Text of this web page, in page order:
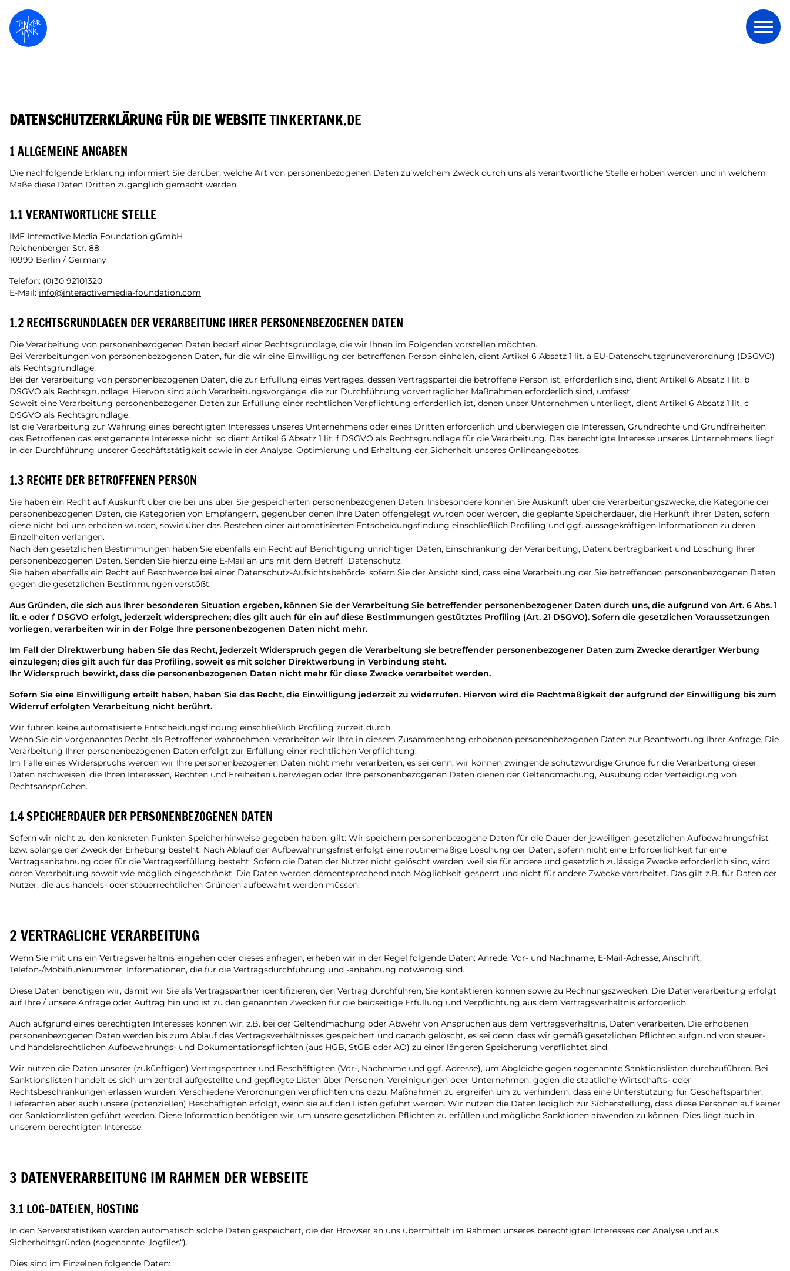
DATENSCHUTZERKLÄRUNG FÜR DIE WEBSITETINKERTANK.DE
1 ALLGEMEINE ANGABEN
Die nachfolgende Erklärung informiert Sie darüber, welche Art von personenbezogenen Daten zu welchem Zweck durch uns als verantwortliche Stelle erhoben werden und in welchem
Maße diese Daten Dritten zugänglich gemacht werden.
1.1 VERANTWORTLICHE STELLE
IMF Interactive Media Foundation gGmbH
Reichenberger Str. 88
10999 Berlin / Germany
Telefon: (0)30 92101320
E-Mail: info@interactivemedia-foundation.com
1.2 RECHTSGRUNDLAGEN DER VERARBEITUNG IHRER PERSONENBEZOGENEN DATEN
Die Verarbeitung von personenbezogenen Daten bedarf einer Rechtsgrundlage, die wir Ihnen im Folgenden vorstellen möchten.
Bei Verarbeitungen von personenbezogenen Daten, für die wir eine Einwilligung der betroffenen Person einholen, dient Artikel 6 Absatz 1 lit. a EU-Datenschutzgrundverordnung (DSGVO)
als Rechtsgrundlage.
Bei der Verarbeitung von personenbezogenen Daten, die zur Erfüllung eines Vertrages, dessen Vertragspartei die betroffene Person ist, erforderlich sind, dient Artikel 6 Absatz 1 lit. b
DSGVO als Rechtsgrundlage. Hiervon sind auch Verarbeitungsvorgänge, die zur Durchführung vorvertraglicher Maßnahmen erforderlich sind, umfasst.
Soweit eine Verarbeitung personenbezogener Daten zur Erfüllung einer rechtlichen Verpflichtung erforderlich ist, denen unser Unternehmen unterliegt, dient Artikel 6 Absatz 1 lit. c
DSGVO als Rechtsgrundlage.
Ist die Verarbeitung zur Wahrung eines berechtigten Interesses unseres Unternehmens oder eines Dritten erforderlich und überwiegen die Interessen, Grundrechte und Grundfreiheiten
des Betroffenen das erstgenannte Interesse nicht, so dient Artikel 6 Absatz 1 lit. f DSGVO als Rechtsgrundlage für die Verarbeitung. Das berechtigte Interesse unseres Unternehmens liegt
in der Durchführung unserer Geschäftstätigkeit sowie in der Analyse, Optimierung und Erhaltung der Sicherheit unseres Onlineangebotes.
1.3 RECHTE DER BETROFFENEN PERSON
Sie haben ein Recht auf Auskunft über die bei uns über Sie gespeicherten personenbezogenen Daten. Insbesondere können Sie Auskunft über die Verarbeitungszwecke, die Kategorie der
personenbezogenen Daten, die Kategorien von Empfängern, gegenüber denen Ihre Daten offengelegt wurden oder werden, die geplante Speicherdauer, die Herkunft ihrer Daten, sofern
diese nicht bei uns erhoben wurden, sowie über das Bestehen einer automatisierten Entscheidungsfindung einschließlich Profiling und ggf. aussagekräftigen Informationen zu deren
Einzelheiten verlangen.
Nach den gesetzlichen Bestimmungen haben Sie ebenfalls ein Recht auf Berichtigung unrichtiger Daten, Einschränkung der Verarbeitung, Datenübertragbarkeit und Löschung Ihrer
personenbezogenen Daten. Senden Sie hierzu eine E-Mail an uns mit dem Betreff Datenschutz.
Sie haben ebenfalls ein Recht auf Beschwerde bei einer Datenschutz-Aufsichtsbehörde, sofern Sie der Ansicht sind, dass eine Verarbeitung der Sie betreffenden personenbezogenen Daten
gegen die gesetzlichen Bestimmungen verstößt.
Aus Gründen, die sich aus Ihrer besonderen Situation ergeben, können Sie der Verarbeitung Sie betreffender personenbezogener Daten durch uns, die aufgrund von Art. 6 Abs. 1
lit. e oder f DSGVO erfolgt, jederzeit widersprechen; dies gilt auch für ein auf diese Bestimmungen gestütztes Profiling (Art. 21 DSGVO). Sofern die gesetzlichen Voraussetzungen
vorliegen, verarbeiten wir in der Folge Ihre personenbezogenen Daten nicht mehr.
Im Fall der Direktwerbung haben Sie das Recht, jederzeit Widerspruch gegen die Verarbeitung sie betreffender personenbezogener Daten zum Zwecke derartiger Werbung
einzulegen; dies gilt auch für das Profiling, soweit es mit solcher Direktwerbung in Verbindung steht.
Ihr Widerspruch bewirkt, dass die personenbezogenen Daten nicht mehr für diese Zwecke verarbeitet werden.
Sofern Sie eine Einwilligung erteilt haben, haben Sie das Recht, die Einwilligung jederzeit zu widerrufen. Hiervon wird die Rechtmäßigkeit der aufgrund der Einwilligung bis zum
Widerruf erfolgten Verarbeitung nicht berührt.
Wir führen keine automatisierte Entscheidungsfindung einschließlich Profiling zurzeit durch.
Wenn Sie ein vorgenanntes Recht als Betroffener wahrnehmen, verarbeiten wir Ihre in diesem Zusammenhang erhobenen personenbezogenen Daten zur Beantwortung Ihrer Anfrage. Die
Verarbeitung Ihrer personenbezogenen Daten erfolgt zur Erfüllung einer rechtlichen Verpflichtung.
Im Falle eines Widerspruchs werden wir Ihre personenbezogenen Daten nicht mehr verarbeiten, es sei denn, wir können zwingende schutzwürdige Gründe für die Verarbeitung dieser
Daten nachweisen, die Ihren Interessen, Rechten und Freiheiten überwiegen oder Ihre personenbezogenen Daten dienen der Geltendmachung, Ausübung oder Verteidigung von
Rechtsansprüchen.
1.4 SPEICHERDAUER DER PERSONENBEZOGENEN DATEN
Sofern wir nicht zu den konkreten Punkten Speicherhinweise gegeben haben, gilt: Wir speichern personenbezogene Daten für die Dauer der jeweiligen gesetzlichen Aufbewahrungsfrist
bzw. solange der Zweck der Erhebung besteht. Nach Ablauf der Aufbewahrungsfrist erfolgt eine routinemäßige Löschung der Daten, sofern nicht eine Erforderlichkeit für eine
Vertragsanbahnung oder für die Vertragserfüllung besteht. Sofern die Daten der Nutzer nicht gelöscht werden, weil sie für andere und gesetzlich zulässige Zwecke erforderlich sind, wird
deren Verarbeitung soweit wie möglich eingeschränkt. Die Daten werden dementsprechend nach Möglichkeit gesperrt und nicht für andere Zwecke verarbeitet. Das gilt z.B. für Daten der
Nutzer, die aus handels- oder steuerrechtlichen Gründen aufbewahrt werden müssen.
2 VERTRAGLICHE VERARBEITUNG
Wenn Sie mit uns ein Vertragsverhältnis eingehen oder dieses anfragen, erheben wir in der Regel folgende Daten: Anrede, Vor- und Nachname, E-Mail-Adresse, Anschrift,
Telefon-/Mobilfunknummer, Informationen, die für die Vertragsdurchführung und -anbahnung notwendig sind.
Diese Daten benötigen wir, damit wir Sie als Vertragspartner identifizieren, den Vertrag durchführen, Sie kontaktieren können sowie zu Rechnungszwecken. Die Datenverarbeitung erfolgt
auf Ihre / unsere Anfrage oder Auftrag hin und ist zu den genannten Zwecken für die beidseitige Erfüllung und Verpflichtung aus dem Vertragsverhältnis erforderlich.
Auch aufgrund eines berechtigten Interesses können wir, z.B. bei der Geltendmachung oder Abwehr von Ansprüchen aus dem Vertragsverhältnis, Daten verarbeiten. Die erhobenen
personenbezogenen Daten werden bis zum Ablauf des Vertragsverhältnisses gespeichert und danach gelöscht, es sei denn, dass wir gemäß gesetzlichen Pflichten aufgrund von steuer-
und handelsrechtlichen Aufbewahrungs- und Dokumentationspflichten (aus HGB, StGB oder AO) zu einer längeren Speicherung verpflichtet sind.
Wir nutzen die Daten unserer (zukünftigen) Vertragspartner und Beschäftigten (Vor-, Nachname und ggf. Adresse), um Abgleiche gegen sogenannte Sanktionslisten durchzuführen. Bei
Sanktionslisten handelt es sich um zentral aufgestellte und gepflegte Listen über Personen, Vereinigungen oder Unternehmen, gegen die staatliche Wirtschafts- oder
Rechtsbeschränkungen erlassen wurden. Verschiedene Verordnungen verpflichten uns dazu, Maßnahmen zu ergreifen um zu verhindern, dass eine Unterstützung für Geschäftspartner,
Lieferanten aber auch unsere (potenziellen) Beschäftigten erfolgt, wenn sie auf den Listen geführt werden. Wir nutzen die Daten lediglich zur Sicherstellung, dass diese Personen auf keiner
der Sanktionslisten geführt werden. Diese Information benötigen wir, um unsere gesetzlichen Pflichten zu erfüllen und mögliche Sanktionen abwenden zu können. Dies liegt auch in
unserem berechtigten Interesse.
3 DATENVERARBEITUNG IM RAHMEN DER WEBSEITE
3.1 LOG-DATEIEN, HOSTING
In den Serverstatistiken werden automatisch solche Daten gespeichert, die der Browser an uns übermittelt im Rahmen unseres berechtigten Interesses der Analyse und aus
Sicherheitsgründen (sogenannte „logfiles“).
Dies sind im Einzelnen folgende Daten: